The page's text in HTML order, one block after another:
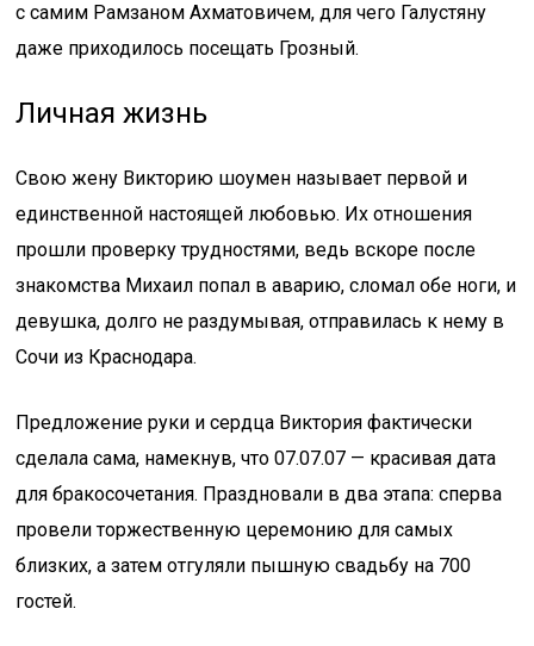
с самим Рамзаном Ахматовичем, для чего Галустяну
даже приходилось посещать Грозный.
Личная жизнь
Свою жену Викторию шоумен называет первой и
единственной настоящей любовью. Их отношения
прошли проверку трудностями, ведь вскоре после
знакомства Михаил попал в аварию, сломал обе ноги, и
девушка, долго не раздумывая, отправилась к нему в
Сочи из Краснодара.
Предложение руки и сердца Виктория фактически
сделала сама, намекнув, что 07.07.07 — красивая дата
для бракосочетания. Праздновали в два этапа: сперва
провели торжественную церемонию для самых
близких, а затем отгуляли пышную свадьбу на 700
гостей.